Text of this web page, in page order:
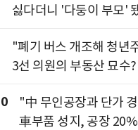
싫다더니 '다둥이 부모'
"폐기 버스 개조해 청년
3선 의원의 부동산 묘수?
"中 무인공장과 단가
車부품 성지, 공장